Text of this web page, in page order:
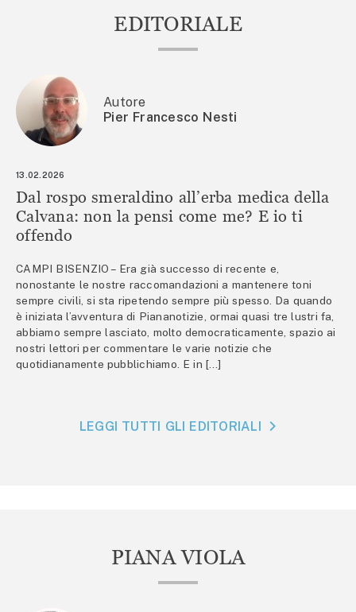
EDITORIALE
Autore
Pier Francesco Nesti
13.02.2026
Dal rospo smeraldino all’erba medica della
Calvana: non la pensi come me? E io ti
offendo
CAMPI BISENZIO – Era già successo di recente e,
nonostante le nostre raccomandazioni a mantenere toni
sempre civili, si sta ripetendo sempre più spesso. Da quando
è iniziata l’avventura di Piananotizie, ormai quasi tre lustri fa,
abbiamo sempre lasciato, molto democraticamente, spazio ai
nostri lettori per commentare le varie notizie che
quotidianamente pubblichiamo. E in […]
LEGGI TUTTI GLI EDITORIALI
PIANA VIOLA